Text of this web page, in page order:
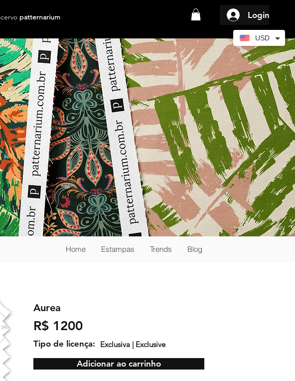
patternarium Login
Home Estampas Trends
Blog
Aurea
R$ 1200
Tipo de licença: Exclusiva | Exclusive
Adicionar ao carrinho
USD